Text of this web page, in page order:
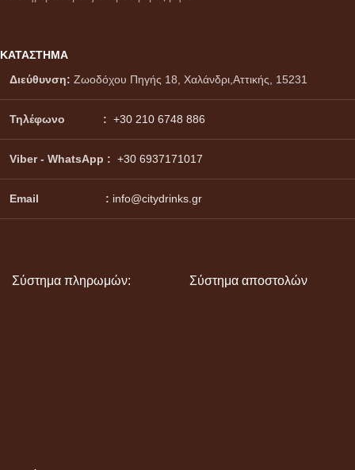
ΚΑΤΑΣΤΗΜΑ
Διεύθυνση: Ζωοδόχου Πηγής 18, Χαλάνδρι,Αττικής, 15231
Τηλέφωνο : +30 210 6748 886
Viber - WhatsApp : +30 6937171017
Email : info@citydrinks.gr
Σύστημα πληρωμών: Σύστημα αποστολών